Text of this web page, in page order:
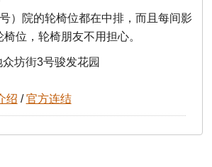
）院的轮椅位都在中排，而且每间影
位，轮椅朋友不用担心。
坊街3号骏发花园
绍 /官方连结